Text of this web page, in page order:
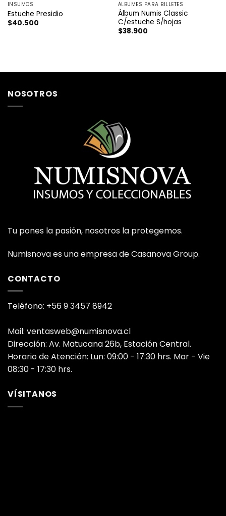
INSUMOS
Estuche Presidio
$40.500
ÁLBUMES PARA BILLETES
Álbum Numis Classic
C/estuche S/hojas
$38.900
NOSOTROS
Tu pones la pasión, nosotros la protegemos.
Numisnova es una empresa de Casanova Group.
CONTACTO
Teléfono: +56 9 3457 8942
Mail: ventasweb@numisnova.cl
Dirección: Av. Matucana 26b, Estación Central.
Horario de Atención: Lun: 09:00 - 17:30 hrs. Mar - Vie
08:30 - 17:30 hrs.
VÍSITANOS